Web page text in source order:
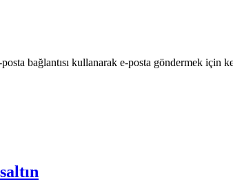
bağlantısı kullanarak e-posta göndermek